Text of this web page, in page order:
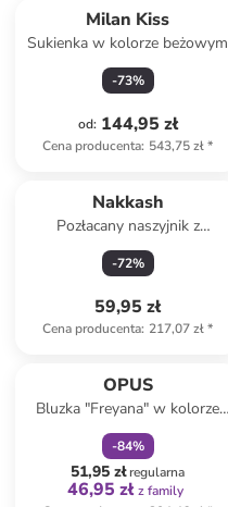
Milan Kiss
Sukienka w kolorze beżowym
-73%
od: 144,95 zł
Cena producenta: 543,75 zł*
Nakkash
Pozłacany naszyjnik z
cyrkoniami - dł. 50 cm
-72%
59,95 zł
Cena producenta: 217,07 zł*
OPUS
Bluzka "Freyana" w kolorze
zielonym
-84%
51,95 złregularna
46,95 zł z family